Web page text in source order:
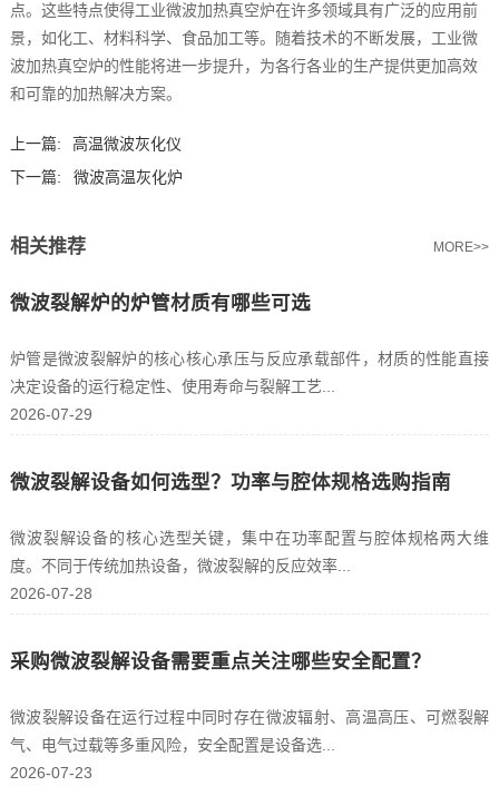
点。这些特点使得工业微波加热真空炉在许多领域具有广泛的应用前
景，如化工、材料科学、食品加工等。随着技术的不断发展，工业微
波加热真空炉的性能将进一步提升，为各行各业的生产提供更加高效
和可靠的加热解决方案。
上一篇:
高温微波灰化仪
下一篇:
微波高温灰化炉
相关推荐 MORE>>
微波裂解炉的炉管材质有哪些可选
炉管是微波裂解炉的核心核心承压与反应承载部件，材质的性能直接
决定设备的运行稳定性、使用寿命与裂解工艺...
2026-07-29
微波裂解设备如何选型？功率与腔体规格选购指南
微波裂解设备的核心选型关键，集中在功率配置与腔体规格两大维
度。不同于传统加热设备，微波裂解的反应效率...
2026-07-28
采购微波裂解设备需要重点关注哪些安全配置？
微波裂解设备在运行过程中同时存在微波辐射、高温高压、可燃裂解
气、电气过载等多重风险，安全配置是设备选...
2026-07-23